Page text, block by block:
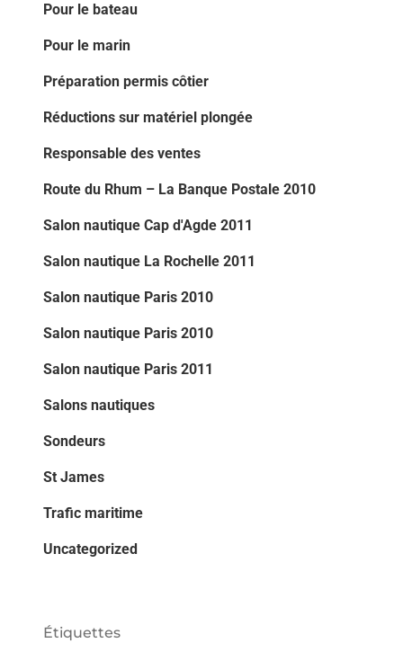
Pour le bateau
Pour le marin
Préparation permis côtier
Réductions sur matériel plongée
Responsable des ventes
Route du Rhum – La Banque Postale 2010
Salon nautique Cap d'Agde 2011
Salon nautique La Rochelle 2011
Salon nautique Paris 2010
Salon nautique Paris 2010
Salon nautique Paris 2011
Salons nautiques
Sondeurs
St James
Trafic maritime
Uncategorized
Étiquettes